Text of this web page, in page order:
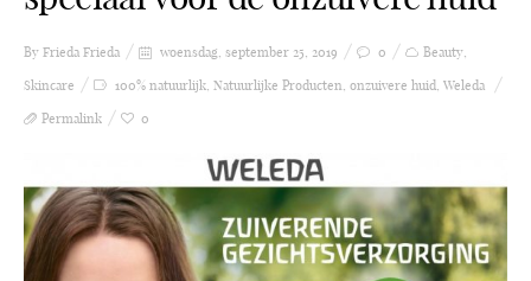
By Frieda Frieda woensdag, september 25, 2019 0 Beauty
Skincare
100% natuurlijk Natuurlijke Producten onzuivere huid Weleda
Permalink
0